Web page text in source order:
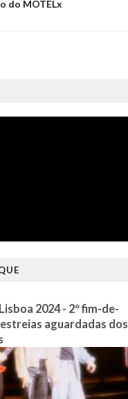
do MOTELx
2024 - 2º fim-de-
estreias aguardadas dos